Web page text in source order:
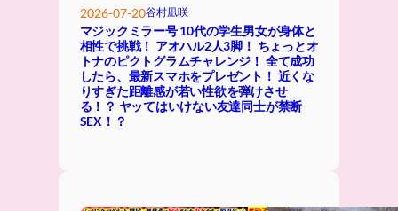
2026-07-20谷村凪咲
マジックミラー号 10代の学生男女が身体と
相性で挑戦！ アオハル2人3脚！ ちょっとオ
トナのピクトグラムチャレンジ！ 全て成功
したら、最新スマホをプレゼント！ 近くな
りすぎた距離感が若い性欲を弾けさせ
る！？ ヤッてはいけない友達同士が禁断
SEX！？